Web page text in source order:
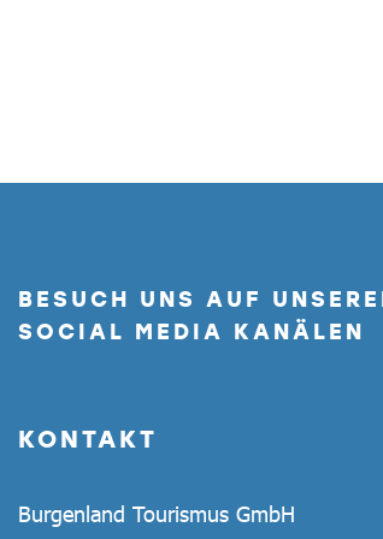
BESUCH UNS AUF
SOCIAL MEDIA KANÄLEN
KONTAKT
Burgenland Tourismus GmbH